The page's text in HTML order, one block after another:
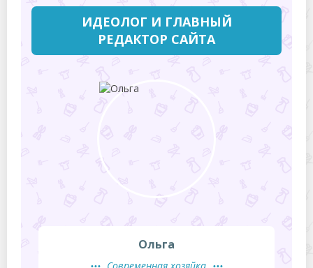
ИДЕОЛОГ И ГЛАВНЫЙ
РЕДАКТОР САЙТА
Ольга